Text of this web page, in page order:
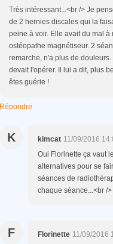
Très intéressant...<br /> Je
de 2 hernies discales qui la
peine à voir. Elle avait du mal à
ostéopathe magnétiseur. 2
remarche, n'a plus de
devait l'opérer. Il lui a dit, plus
êtes guérie !
Répondre
K kimcat 11/09/2016
Oui Florinette ça vaut
alternatives pour se
séances de
chaque séance...<br /
F Florinette 11/09/2016